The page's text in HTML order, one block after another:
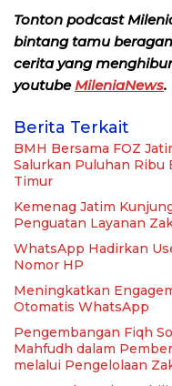
Tonton podcast
bintang tamu
cerita yang
youtubeMileniaNews.
Berita Terkait
BMH Bersama FOZ
Salurkan Puluhan Ribu
Timur
Kemenag Jatim
Penguatan Layanan
WhatsApp Hadirkan
Nomor HP
Meningkatkan
Otomatis WhatsApp
Pengembangan Fiqh
Mahfudh dalam
melalui Pengelolaan